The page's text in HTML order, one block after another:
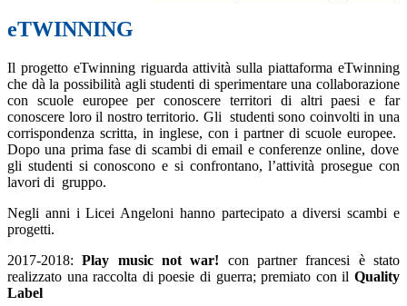
eTWINNING
Il progetto eTwinning riguarda attività sulla piattaforma eTwinning
che dà la possibilità agli studenti di sperimentare una collaborazione
con scuole europee per conoscere territori di altri paesi e far
conoscere loro il nostro territorio. Gli studenti sono coinvolti in una
corrispondenza scritta, in inglese, con i partner di scuole europee.
Dopo una prima fase di scambi di email e conferenze online, dove
gli studenti si conoscono e si confrontano, l’attività prosegue con
lavori di gruppo.
Negli anni i Licei Angeloni hanno partecipato a diversi scambi e
progetti.
2017-2018:
Play music not war! con partner francesi è stato
realizzato una raccolta di poesie di guerra; premiato con il Quality
Label